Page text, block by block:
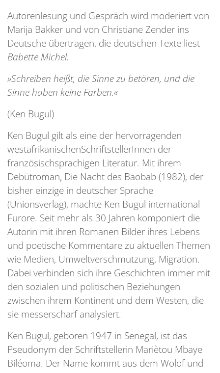
Autorenlesung und Gespräch wird moderiert von
Marija Bakker und von Christiane Zender ins
Deutsche übertragen, die deutschen Texte liest
Babette Michel.
»Schreiben heißt, die Sinne zu betören, und die
Sinne haben keine Farben.«
(Ken Bugul)
Ken Bugul gilt als eine der hervorragenden
westafrikanischenSchriftstellerInnen der
französischsprachigen Literatur. Mit ihrem
Debütroman, Die Nacht des Baobab (1982), der
bisher einzige in deutscher Sprache
(Unionsverlag), machte Ken Bugul international
Furore. Seit mehr als 30 Jahren komponiert die
Autorin mit ihren Romanen Bilder ihres Lebens
und poetische Kommentare zu aktuellen Themen
wie Medien, Umweltverschmutzung, Migration.
Dabei verbinden sich ihre Geschichten immer mit
den sozialen und politischen Beziehungen
zwischen ihrem Kontinent und dem Westen, die
sie messerscharf analysiert.
Ken Bugul, geboren 1947 in Senegal, ist das
Pseudonym der Schriftstellerin Mariètou Mbaye
Biléoma. Der Name kommt aus dem Wolof und